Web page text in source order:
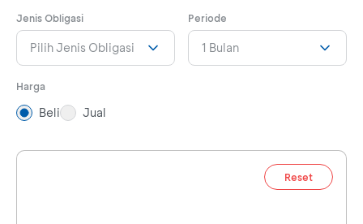
Jenis Obligasi
Pilih Jenis Obligasi
Periode
1 Bulan
Harga
Beli Jual
Reset